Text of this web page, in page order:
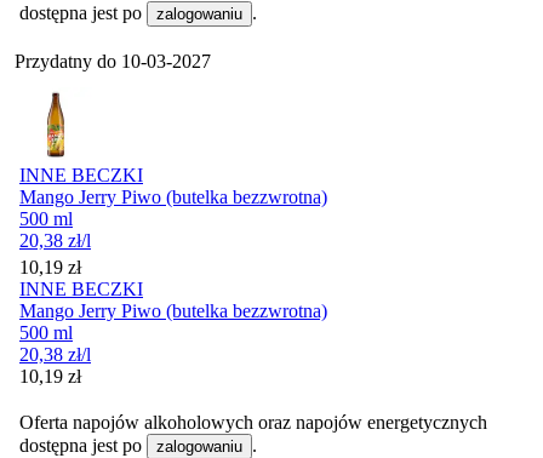
dostępna jest po
zalogowaniu .
Przydatny do 10-03-2027
INNE BECZKI
Mango Jerry Piwo (butelka bezzwrotna)
500 ml
20,38 zł/l
Cena
10,19 zł
INNE BECZKI
Mango Jerry Piwo (butelka bezzwrotna)
500 ml
20,38 zł/l
Cena
10,19 zł
Oferta napojów alkoholowych oraz napojów energetycznych
dostępna jest po
zalogowaniu .